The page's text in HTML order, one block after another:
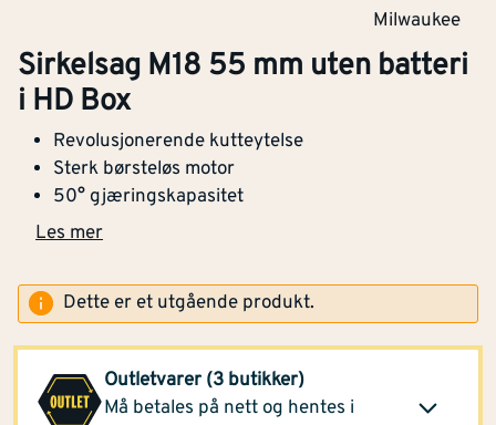
Milwaukee
Sirkelsag M18 55 mm uten batteri
i HD Box
Revolusjonerende kutteytelse
Sterk børsteløs motor
50° gjæringskapasitet
Les mer
Dette er et utgående produkt.
Outletvarer (3 butikker)
Må betales på nett og hentes i
Montér Kongsvinger
(1 stk)
Opprinnelig pris
4 029,-
Montér Sortland
Opprinnelig pris
4 029,-
Klikk og hent
Montér Storslett(1 stk)
Opprinnelig pris
4 029,-
Klikk og hent
NOBB 51662198